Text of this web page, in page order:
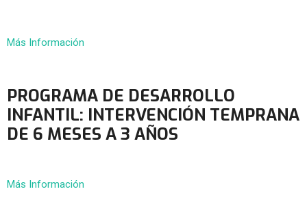
Más Información
PROGRAMA DE DESARROLLO
INFANTIL: INTERVENCIÓN TEMPRANA
DE 6 MESES A 3 AÑOS
Más Información